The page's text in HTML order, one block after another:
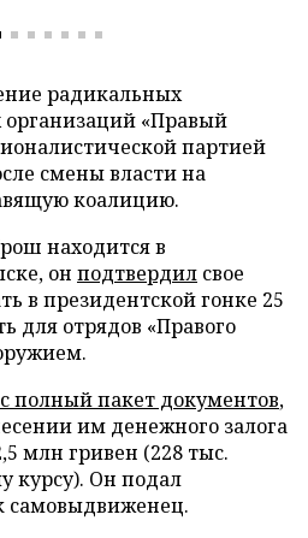
радикальных
«Правый
партией
смены власти на
коалицию.
находится в
он подтвердил свое
в президентской гонке 25
для отрядов «Правого
полный пакет документов,
им денежного залога
млн гривен (228 тыс.
курсу). Он подал
самовыдвиженец.